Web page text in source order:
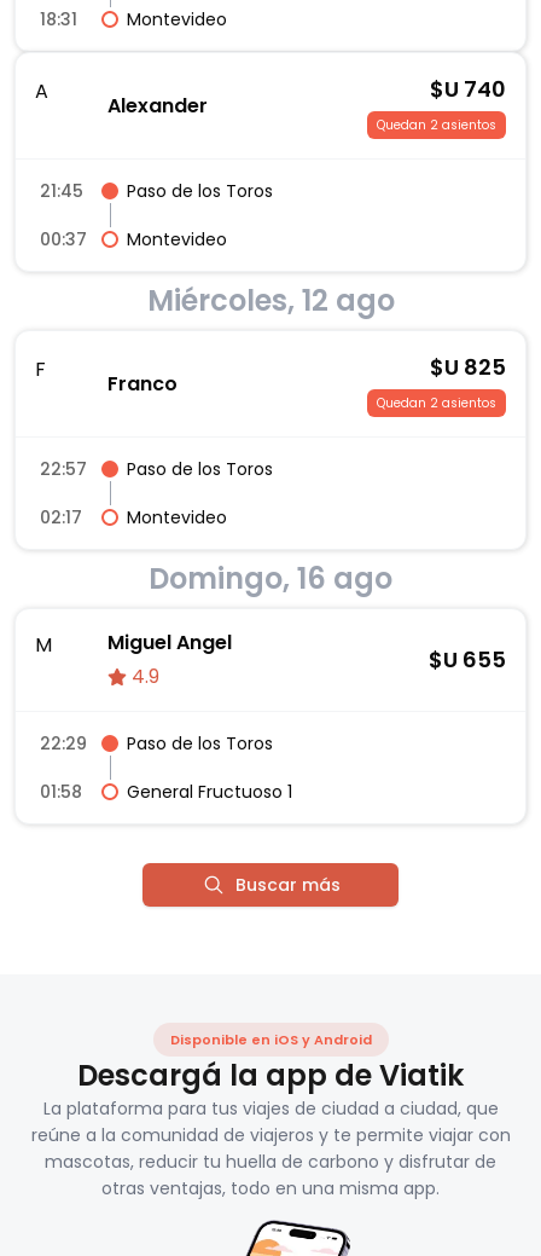
18:31
Montevideo
A
Alexander
$U 740
Quedan 2 asientos
21:45
Paso de los Toros
00:37
Montevideo
Miércoles, 12 ago
F
Franco
$U 825
Quedan 2 asientos
22:57
Paso de los Toros
02:17
Montevideo
Domingo, 16 ago
M
Miguel Angel
4.9
$U 655
22:29
Paso de los Toros
01:58
General Fructuoso 1
Buscar más
Disponible en iOS y Android
Descargá la app de Viatik
La plataforma para tus viajes de ciudad a ciudad, que
reúne a la comunidad de viajeros y te permite viajar con
mascotas, reducir tu huella de carbono y disfrutar de
otras ventajas, todo en una misma app.